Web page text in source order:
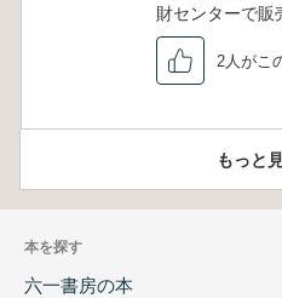
財センターで販
2人がこ
もっと
本を探す
六一書房の本